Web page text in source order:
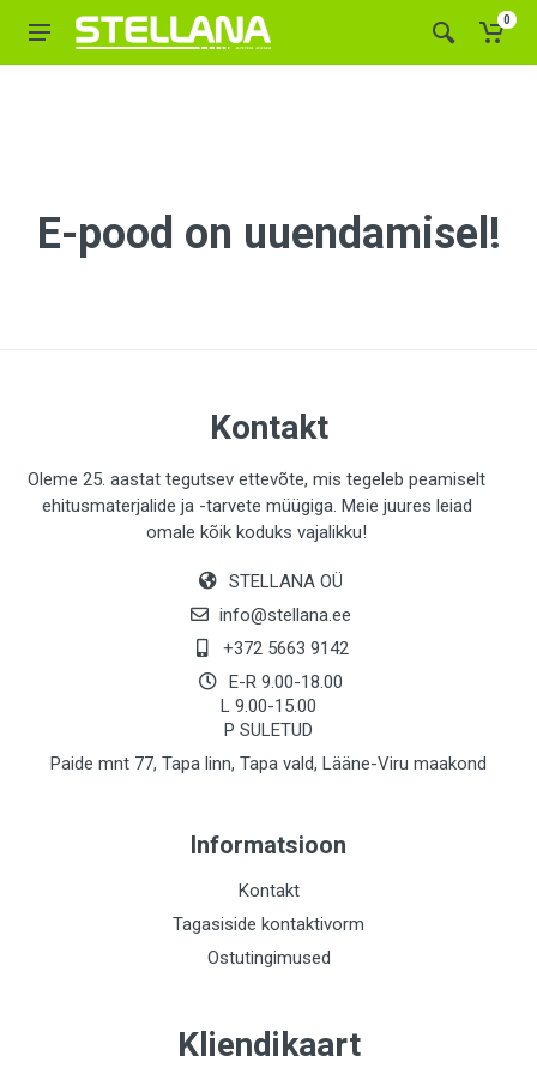
0
E-pood on uuendamisel!
Kontakt
Oleme 25. aastat tegutsev ettevõte, mis tegeleb peamiselt
ehitusmaterjalide ja -tarvete müügiga. Meie juures leiad
omale kõik koduks vajalikku!
STELLANA OÜ
info@stellana.ee
+372 5663 9142
E-R 9.00-18.00
L 9.00-15.00
P SULETUD
Paide mnt 77, Tapa linn, Tapa vald, Lääne-Viru maakond
Informatsioon
Kontakt
Tagasiside kontaktivorm
Ostutingimused
Kliendikaart